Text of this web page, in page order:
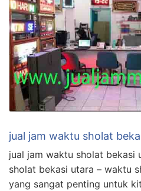
jual jam waktu sholat
jual jam waktu sholat bekasi
sholat bekasi utara – waktu
yang sangat penting untuk